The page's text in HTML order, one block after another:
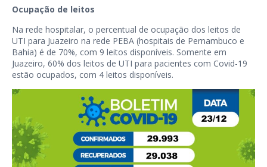
Ocupação de leitos
Na rede hospitalar, o percentual de ocupação dos leitos de
UTI para Juazeiro na rede PEBA (hospitais de Pernambuco e
Bahia) é de 70%, com 9 leitos disponíveis. Somente em
Juazeiro, 60% dos leitos de UTI para pacientes com Covid-19
estão ocupados, com 4 leitos disponíveis.